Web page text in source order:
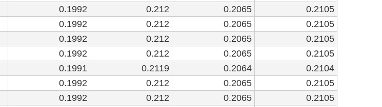
0.1992 0.212 0.2065
0.2105
0.1992 0.212 0.2065
0.2105
0.1992 0.212 0.2065
0.2105
0.1992 0.212 0.2065
0.2105
0.1991 0.2119 0.2064
0.2104
0.1992 0.212 0.2065
0.2105
0.1992 0.212 0.2065
0.2105